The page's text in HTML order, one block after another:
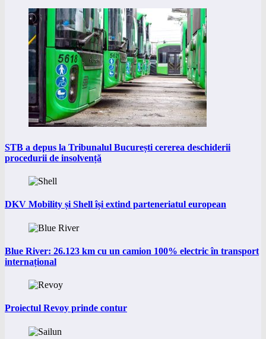
STB a depus la Tribunalul București cererea deschiderii
procedurii de insolvență
DKV Mobility și Shell își extind parteneriatul european
Blue River: 26.123 km cu un camion 100% electric în transport
internațional
Proiectul Revoy prinde contur